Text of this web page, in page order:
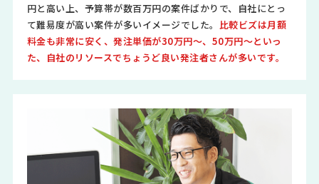
円と高い上、予算帯が数百万円の案件ばかりで、自社にとっ
て難易度が高い案件が多いイメージでした。 比較ビズは月額
料金も非常に安く、発注単価が30万円～、50万円～といっ
た、自社のリソースでちょうど良い発注者さんが多いです。